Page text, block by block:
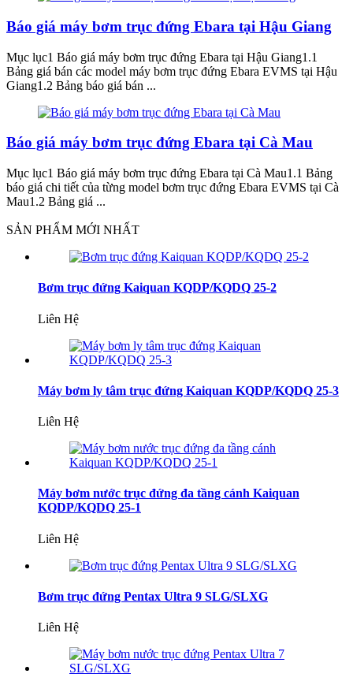
Báo giá máy bơm trục đứng Ebara tại Hậu Giang
Mục lục1 Báo giá máy bơm trục đứng Ebara tại Hậu Giang1.1
Bảng giá bán các model máy bơm trục đứng Ebara EVMS tại Hậu
Giang1.2 Bảng báo giá bán ...
Báo giá máy bơm trục đứng Ebara tại Cà Mau
Mục lục1 Báo giá máy bơm trục đứng Ebara tại Cà Mau1.1 Bảng
báo giá chi tiết của từng model bơm trục đứng Ebara EVMS tại Cà
Mau1.2 Bảng giá ...
SẢN PHẨM MỚI NHẤT
Bơm trục đứng Kaiquan KQDP/KQDQ 25-2
Liên Hệ
Máy bơm ly tâm trục đứng Kaiquan KQDP/KQDQ 25-3
Liên Hệ
Máy bơm nước trục đứng đa tầng cánh Kaiquan
KQDP/KQDQ 25-1
Liên Hệ
Bơm trục đứng Pentax Ultra 9 SLG/SLXG
Liên Hệ